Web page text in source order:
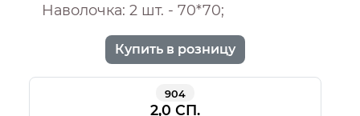
Наволочка: 2 шт. - 70*70;
Купить в розницу
904
2,0 СП.